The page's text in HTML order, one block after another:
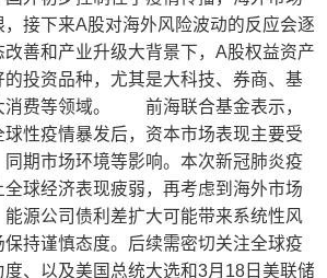
接下来A股对海外风险波动的反应会逐
善和产业升级大背景下，A股权益资产
投资品种，尤其是大科技、券商、基
消费等领域。 前海联合基金表示，
性疫情暴发后，资本市场表现主要受
期市场环境等影响。本次新冠肺炎疫
球经济表现疲弱，再考虑到海外市场
源公司债利差扩大可能带来系统性风
保持谨慎态度。后续需密切关注全球疫
、以及美国总统大选和3月18日美联储